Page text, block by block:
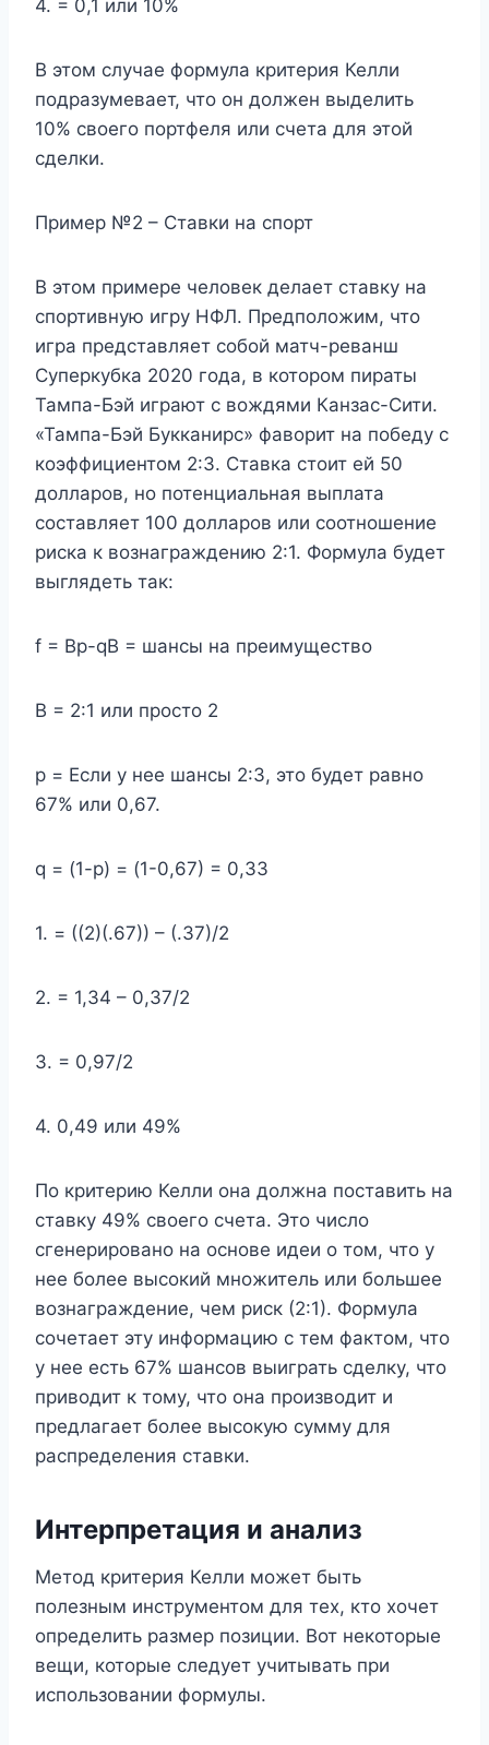
4. = 0,1 или 10%
В этом случае формула критерия Келли
подразумевает, что он должен выделить
10% своего портфеля или счета для этой
сделки.
Пример №2 – Ставки на спорт
В этом примере человек делает ставку на
спортивную игру НФЛ. Предположим, что
игра представляет собой матч-реванш
Суперкубка 2020 года, в котором пираты
Тампа-Бэй играют с вождями Канзас-Сити.
«Тампа-Бэй Букканирс» фаворит на победу с
коэффициентом 2:3. Ставка стоит ей 50
долларов, но потенциальная выплата
составляет 100 долларов или соотношение
риска к вознаграждению 2:1. Формула будет
выглядеть так:
f = Bp-qB = шансы на преимущество
B = 2:1 или просто 2
p = Если у нее шансы 2:3, это будет равно
67% или 0,67.
q = (1-p) = (1-0,67) = 0,33
1. = ((2)(.67)) – (.37)/2
2. = 1,34 – 0,37/2
3. = 0,97/2
4. 0,49 или 49%
По критерию Келли она должна поставить на
ставку 49% своего счета. Это число
сгенерировано на основе идеи о том, что у
нее более высокий множитель или большее
вознаграждение, чем риск (2:1). Формула
сочетает эту информацию с тем фактом, что
у нее есть 67% шансов выиграть сделку, что
приводит к тому, что она производит и
предлагает более высокую сумму для
распределения ставки.
Интерпретация и анализ
Метод критерия Келли может быть
полезным инструментом для тех, кто хочет
определить размер позиции. Вот некоторые
вещи, которые следует учитывать при
использовании формулы.